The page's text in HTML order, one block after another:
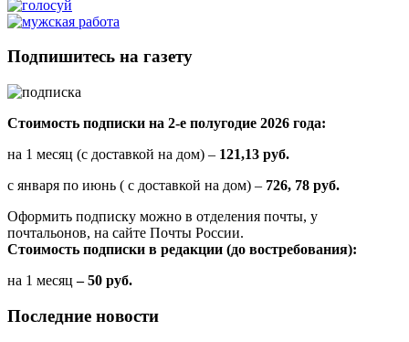
Подпишитесь на газету
Стоимость подписки на 2-е полугодие 2026 года:
на 1 месяц (с доставкой на дом) – 121,13 руб.
с января по июнь ( с доставкой на дом) – 726, 78 руб.
Оформить подписку можно в отделения почты, у
почтальонов, на сайте Почты России.
Стоимость подписки в редакции (до востребования):
на 1 месяц – 50 руб.
Последние новости